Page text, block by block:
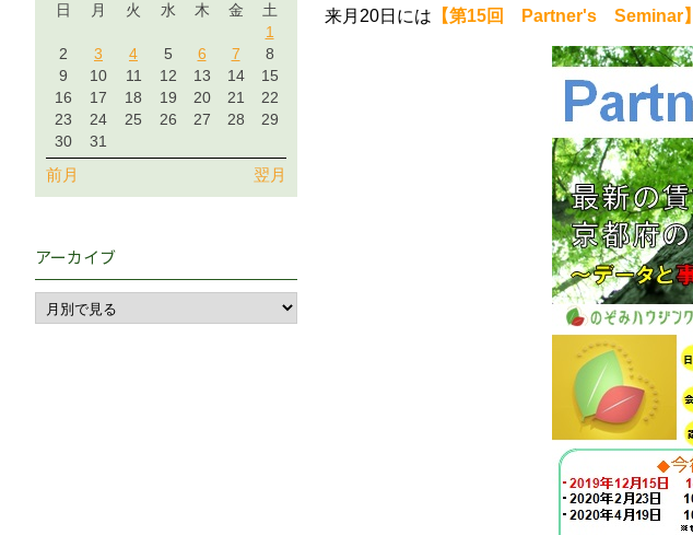
来月20日には 【第15回 Partner's Seminar】
日 月 火 水 木 金
土
1
2
3 4 5 6 7
8
9
10 11 12 13 14
15
16
17 18 19 20 21
22
23
24 25 26 27 28
29
30
31
前月 翌月
アーカイブ